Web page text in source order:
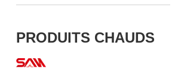
PRODUITS CHAUDS